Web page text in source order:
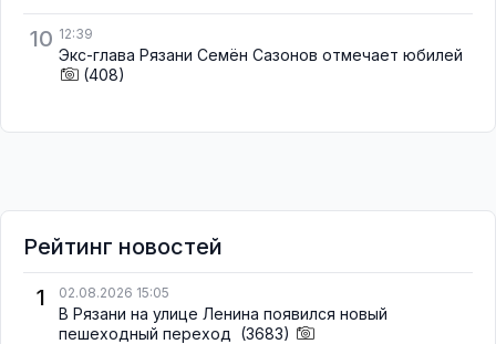
10 12:39
Экс-глава Рязани Семён Сазонов отмечает юбилей
(408)
Рейтинг новостей
1
02.08.2026 15:05
В Рязани на улице Ленина появился новый
пешеходный переход (3683)